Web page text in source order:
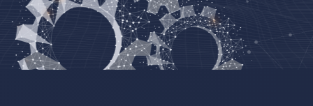
Мы предлагаем широкий спектр услуг,
включая аудит безопасности, управление
уязвимостями, мониторинг безопасности,
реагирование на инциденты и обучение
персонала. Наши эксперты обладают